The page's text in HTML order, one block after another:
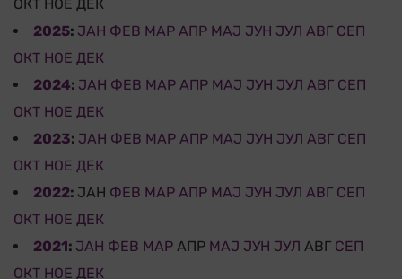
ОКТ НОЕ ДЕК
2025: ЈАН ФЕВ МАР АПР МАЈ ЈУН ЈУЛ АВГ СЕП
ОКТ НОЕ ДЕК
2024: ЈАН ФЕВ МАР АПР МАЈ ЈУН ЈУЛ АВГ СЕП
ОКТ НОЕ ДЕК
2023: ЈАН ФЕВ МАР АПР МАЈ ЈУН ЈУЛ АВГ СЕП
ОКТ НОЕ ДЕК
2022: ЈАН ФЕВ МАР АПР МАЈ ЈУН ЈУЛ АВГ СЕП
ОКТ НОЕ ДЕК
2021: ЈАН ФЕВ МАР АПР МАЈ ЈУН ЈУЛ АВГ СЕП
ОКТ НОЕ ДЕК